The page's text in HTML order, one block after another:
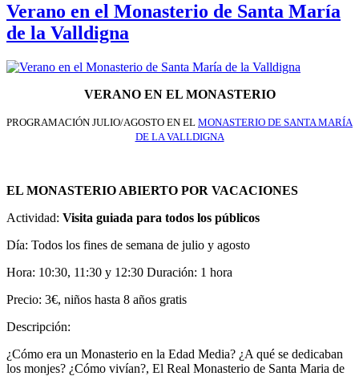
Verano en el Monasterio de Santa María
de la Valldigna
VERANO EN EL MONASTERIO
PROGRAMACIÓN JULIO/AGOSTO EN EL MONASTERIO DE SANTA MARÍA
DE LA VALLDIGNA
EL MONASTERIO ABIERTO POR VACACIONES
Actividad: Visita guiada para todos los públicos
Día: Todos los fines de semana de julio y agosto
Hora: 10:30, 11:30 y 12:30 Duración: 1 hora
Precio: 3€, niños hasta 8 años gratis
Descripción:
¿Cómo era un Monasterio en la Edad Media? ¿A qué se dedicaban
los monjes? ¿Cómo vivían?, El Real Monasterio de Santa Maria de